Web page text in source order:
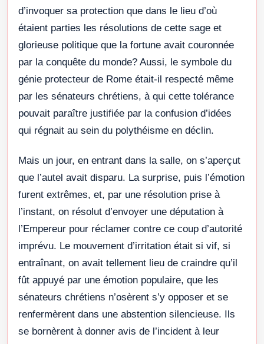
d’invoquer sa protection que dans le lieu d’où
étaient parties les résolutions de cette sage et
glorieuse politique que la fortune avait couronnée
par la conquête du monde? Aussi, le symbole du
génie protecteur de Rome était-il respecté même
par les sénateurs chrétiens, à qui cette tolérance
pouvait paraître justifiée par la confusion d’idées
qui régnait au sein du polythéisme en déclin.
Mais un jour, en entrant dans la salle, on s’aperçut
que l’autel avait disparu. La surprise, puis l’émotion
furent extrêmes, et, par une résolution prise à
l’instant, on résolut d’envoyer une députation à
l’Empereur pour réclamer contre ce coup d’autorité
imprévu. Le mouvement d’irritation était si vif, si
entraînant, on avait tellement lieu de craindre qu’il
fût appuyé par une émotion populaire, que les
sénateurs chrétiens n’osèrent s’y opposer et se
renfermèrent dans une abstention silencieuse. Ils
se bornèrent à donner avis de l’incident à leur